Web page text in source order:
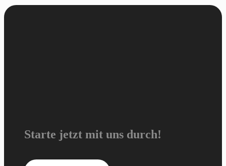
Starte jetzt mit uns durch!